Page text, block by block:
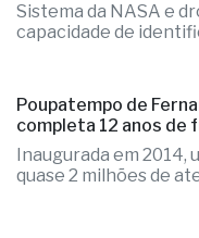
Sistema da NASA e
capacidade de
Poupatempo de
completa 12 anos de
Inaugurada em 2014,
quase 2 milhões de